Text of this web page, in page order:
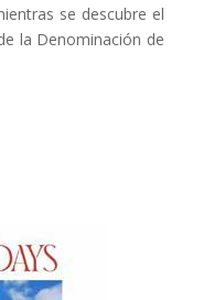
se descubre el
la Denominación de